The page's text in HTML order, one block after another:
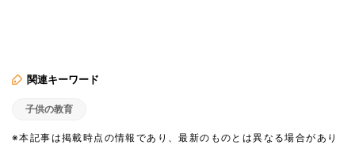
関連キーワード
子供の教育
※本記事は掲載時点の情報であり、最新のものとは異なる場合があり